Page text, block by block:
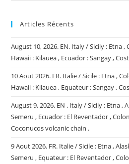
Articles Récents
August 10, 2026. EN. Italy / Sicily : Etna
Hawaii : Kilauea , Ecuador : Sangay ,
10 Aout 2026. FR. Italie / Sicile : Etna ,
Hawaii : Kilauea , Equateur : Sangay ,
August 9, 2026. EN . Italy / Sicily : Etna ,
Semeru , Ecuador : El Reventador ,
Coconucos volcanic chain .
9 Aout 2026. FR. Italie / Sicile : Etna ,
Semeru , Equateur : El Reventador ,